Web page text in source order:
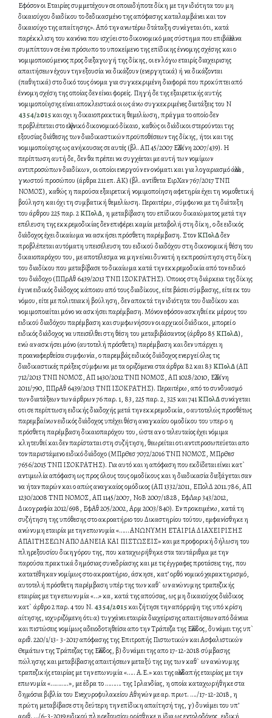
Εφόσον οι Εταιρίες συμμετέχουν σε οποιαδήποτε δίκη με την ιδιότητα του μη
δικαιούχου διαδίκου το δεδικασμένο της απόφασης καταλαμβάνει και τον
δικαιούχο της απαίτησης». Από την ανωτέρω δτάταξη συνάγεται ότι, κατά
παρέκκλιση του κανόνα που ισχύει στο δικονομικό μας σύστημα που επιβάλλει να
συμπίπτουν σε ένα πρόσωπο το υποκείμενο της επίδικης έννομης σχέσης και ο
νομιμοποιούμενος προς διεξαγωγή της δίκης, οι εν λόγω εταιρίς διαχειρισης
απαιτήσεων έχουν την εξουσία να δικάζουν (ενεργητικά) ή να δικάζονται
(παθητικά) στο δικό τους όνομα για συγκεκριμένη διαφορά που προκύπτει από
έννομη σχέση της οποίας δεν είναι φορείς. Πηγή δε της εξαιρετικής αυτής
νομιμοποίησης είναι αποκλειστικά οι ως άνω συγκεκριμένες διατάξεις του Ν
4354/2015και οχι η δικαιοπρακτικη θεμελίωση, πράγμα το οποίο δεν
προβλέπεται στο ελληνικό δικονομικό δίκαιο, καθώς οι διάδικοι στερούνται της
εξουσίας διάθεσης των διαδικαστικών προϋποθέσεων της δίκης, ήτοι και της
νομιμοποίησης ως ανήκουσας σε αυτές (βλ. ΑΠ 45/2007 ΕλλΔ/νη 2007/439). Η
περίπτωση αυτή δε, δεν θα πρέπει να συγχέεται με αυτή των νομίμων
αντιπροσώπων διαδίκων, οι οποίοι ενεργούν εν ονόματι και για λογαριασμό άλλου,
γνωστού προσώπου (άρθρα 211 επ. ΑΚ) (βλ. αντίθετα ΕιρΧαν 767/2017 ΤΝΠ
ΝΟΜΟΣ), καθώς η παρούσα εξαιρετική νομιμοποίηση αφετηρία έχει τη νομοθετική
βούληση και όχι τη συμβατική θεμελίωση. Περαιτέρω, σύμφωνα με τη διάταξη
του άρθρου 225 παρ. 2ΚΠολΔ, η μεταβίβαση του επίδικου δικαιώματος μετά την
επέλευση της εκκρεμοδικίας δεν επιφέρει καμία μεταβολή στη δίκη, ο δε ειδικός
διάδοχος έχει δικαίωμα να ασκήσει πρόσθετη παρέμβαση. ΣτονΚΠολΔδεν
προβλέπεται αυτόματη υπεισέλευση του ειδικού διαδόχου στη δικονομική θέση του
δικαιοπαρόχου του, με αποτέλεσμα να μην είναι δυνατή η εκπροσώπηση στη δίκη
του διαδίκου που μεταβίβασε το δικαίωμα κατά την εκκρεμοδικία από τον ειδικό
του διάδοχο (ΠΠρΑθ 6439/2013 ΤΝΠ ΙΣΟΚΡΑΤΗΣ). Όποιος στη διάρκεια της δίκης
έγινε ειδικός διάδοχος κάποιου από τους διαδίκους, είτε βάσει σύμβασης, είτε εκ του
νόμου, είτε με πολιτειακή βούληση, δεν αποκτά την ιδιότητα του διαδίκου και
νομιμοποιείται μόνο να ασκήσει παρέμβαση. Μόνον εφόσον ασκηθεί εκ μέρους του
ειδικού διαδόχου παρέμβαση και συμφωνήσουν οι αρχικοί διάδικοι, μπορεί ο
ειδικός διάδοχος να υπεισέλθει στη θέση του μεταβιβάσαντος (άρθρο 85 ΚΠολΔ),
ενώ αν ασκήσει μόνο (αυτοτελή πρόσθετη) παρέμβαση και δεν υπάρχει η
προαναφερθείσα συμφωνία, ο παρεμβάς ειδικός διάδοχος ενεργεί όλες τις
διαδικαστικές πράξεις σύμφωνα με τα οριζόμενα στα άρθρα 82 και 83 ΚΠολΔ(ΑΠ
712/2013 ΤΝΠ ΝΟΜΟΣ, ΑΠ 1430/2012 ΤΝΠ ΝΟΜΟΣ, ΑΠ 1028/2010, ΕλλΔ/νη
2011/790, ΠΠρΑθ 6439/2013 ΤΝΠ ΙΣΟΚΡΑΤΗΣ). Περαιτέρω, από το συνδυασμό
των διατάξεων των άρθρων 76 παρ. 1, 83, 225 παρ. 2, 325 και 741ΚΠολΔσυνάγεται
οτι σε περίπτωση ειδικής διαδοχής μετά την εκκρεμοδικία, ο αυτοτελώς προσθέτως
παρεμβαίνων ειδικός διάδοχος υπέχει θέση αναγκαίου ομοδίκου του υπερ ο η
πρόσθετη παρέμβαση δικαιοπαρόχου του, ώστε αν ο τελευταίος έχει νόμιμα
κλητευθεί και δεν παρίσταται στη συζήτηση, θεωρείται οτι αντιπροσωπεύεται απο
τον παριστάμενο ειδικό διάδοχο (ΜΠρΘεσ 7072/2016 ΤΝΠ ΝΟΜΟΣ, ΜΠρΘεσ
7656/2015 ΤΝΠ ΙΣΟΚΡΑΤΗΣ). Για αυτό και η απόφαση που εκδίδεται είναι κατ`
αντιμωλία απόφαση ως προς όλους τους ομοδίκους και η διαδικασία διεξάγεται σαν
να ήταν παρών και ο απώς αναγκαίος ομόδικος (ΑΠ 1332/2011, ΕΠολΔ 2011.786, ΑΠ
1230/2008 ΤΝΠ ΝΟΜΟΣ, ΑΠ 1145/2007, ΝοΒ 2007/1828, ΕφΛαρ 343/2012,
Δικογραφία 2012/698, ΕφΑθ 205/2002, Αρμ 2003/840). Εν προκειμένω, κατά τη
συζήτηση της υπόθεσης στο ακροατήριο του Δικαστηρίου τούτου, εμφανίσθηκε η
ανώνυμη εταιρία με την επωνυμία «…… ΑΝΩΝΥΜΗ ΕΤΑΙΡΙΑ ΔΙΑΧΕΙΡΙΣΗΣ
ΑΠΑΙΤΗΣΕΩΝ ΑΠΟ ΔΑΝΕΙΑ ΚΑΙ ΠΙΣΤΩΣΕΙΣ» και με προφορική δήλωση του
πληρεξουσίου δικηγόρου της, που καταχωρήθηκε στα ταυτάριθμα με την
παρούσα πρακτικά δημόσιας συνεδρίασης και με τις έγγραφες προτάσεις της, που
κατατέθηκαν νομίμως στο ακροατήριο, άσκησε, κατ’ ορθό νομικό χαρακτηρισμό,
αυτοτελή πρόσθετη παρέμβαση υπέρ της των καθ` ων ανώνυμης τραπεζικής
εταιρίας με την επωνυμία «…» κα, κατά της απούσας, ως μη δικαιούχος διάδικος
κατ` άρθρο 2 παρ. 4 του Ν. 4354/2015και ζήτησε την απόρριψη της υπό κρίση
αίτησης, ιοχυριζόμενη ότι: α) τυγχάνει εταιρία διαχείρισης απαιτήσεων από δάνεια
και πιστώσεις νομίμως αδειοδοτηθείσα απο την Τράπεζα της Ελλάδος, δυνάμει της υπ`
αριθ. 220/1/13- 3-2017 απόφασης της Επιτροπής Πιστωτικών και Ασφαλιστικών
Θεμάτων της Τράπεζας της Ελλάδος, β) δυνάμει της απο 17-12-2018 σύμβασης
πώλησης και μεταβίβασης απαιτήσεων μεταξύ της 1ης των καθ` ων ανώνυμης
τραπεζικής εταιρίας με την επωνυμία «….. Α.Ε.» και της αλλοδαπής εταιρίας με την
επωνυμία «………..», με έδρα το ………. της Ιρλανδίας, η οποία καταχωρήθηκε στα
δημόσια βιβλία του Ενεχυροφυλακείου Αθηνών με αρ. πρωτ. …./17-12-2018, η
πρώτη μεταβίβασε στη δεύτερη την επίδικη απαίτησή της, γ) δυνάμει του υπ’